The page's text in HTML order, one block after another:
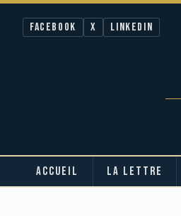
Facebook X LinkedIn
ACCUEIL LA LETTRE